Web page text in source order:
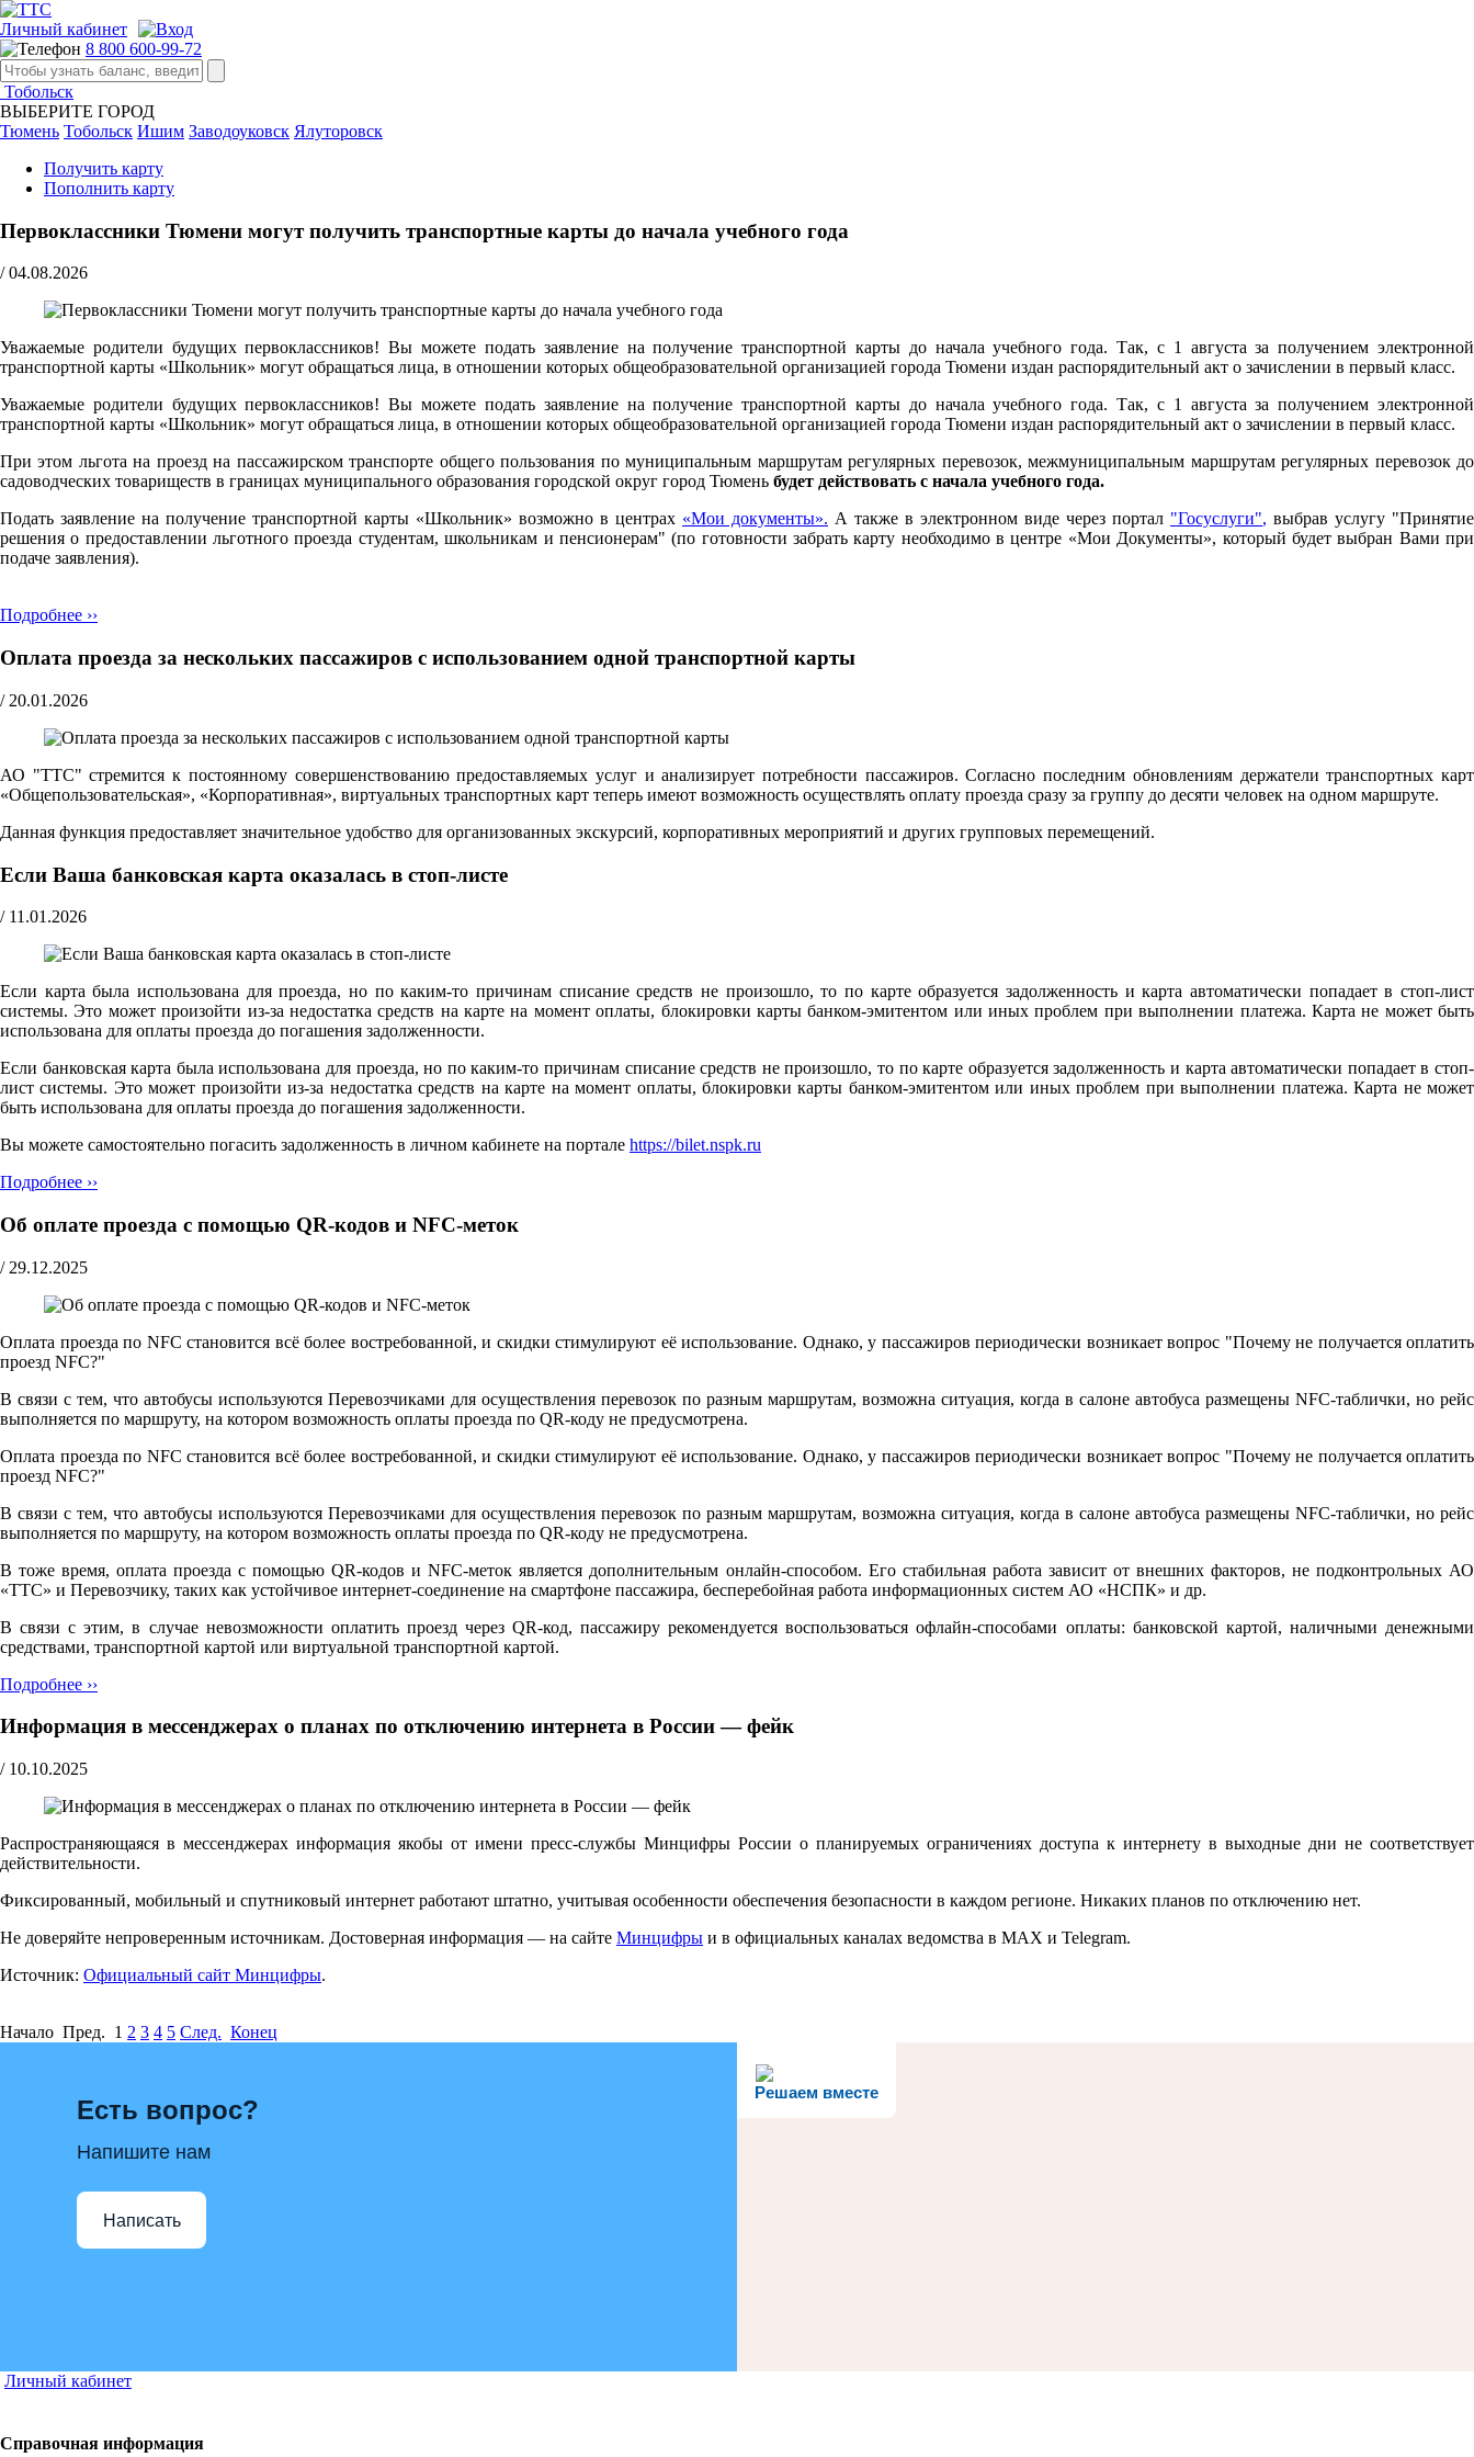
Личный кабинет
8 800 600-99-72
Тобольск
ВЫБЕРИТЕ ГОРОД
Тюмень Тобольск Ишим Заводоуковск Ялуторовск
Получить карту
Пополнить карту
Первоклассники Тюмени могут получить транспортные карты до начала учебного года
/ 04.08.2026
Уважаемые родители будущих первоклассников! Вы можете подать заявление на получение транспортной карты до начала учебного года. Так, с 1 августа за получением электронной
транспортной карты «Школьник» могут обращаться лица, в отношении которых общеобразовательной организацией города Тюмени издан распорядительный акт о зачислении в первый класс.
Уважаемые родители будущих первоклассников! Вы можете подать заявление на получение транспортной карты до начала учебного года. Так, с 1 августа за получением электронной
транспортной карты «Школьник» могут обращаться лица, в отношении которых общеобразовательной организацией города Тюмени издан распорядительный акт о зачислении в первый класс.
При этом льгота на проезд на пассажирском транспорте общего пользования по муниципальным маршрутам регулярных перевозок, межмуниципальным маршрутам регулярных перевозок до
садоводческих товариществ в границах муниципального образования городской округ город Тюмень будет действовать с начала учебного года.
Подать заявление на получение транспортной карты «Школьник» возможно в центрах «Мои документы». А также в электронном виде через портал "Госуслуги", выбрав услугу "Принятие
решения о предоставлении льготного проезда студентам, школьникам и пенсионерам" (по готовности забрать карту необходимо в центре «Мои Документы», который будет выбран Вами при
подаче заявления).
Подробнее ››
Оплата проезда за нескольких пассажиров с использованием одной транспортной карты
/ 20.01.2026
АО "ТТС" стремится к постоянному совершенствованию предоставляемых услуг и анализирует потребности пассажиров. Согласно последним обновлениям держатели транспортных карт
«Общепользовательская», «Корпоративная», виртуальных транспортных карт теперь имеют возможность осуществлять оплату проезда сразу за группу до десяти человек на одном маршруте.
Данная функция предоставляет значительное удобство для организованных экскурсий, корпоративных мероприятий и других групповых перемещений.
Если Ваша банковская карта оказалась в стоп-листе
/ 11.01.2026
Если карта была использована для проезда, но по каким-то причинам списание средств не произошло, то по карте образуется задолженность и карта автоматически попадает в стоп-лист
системы. Это может произойти из-за недостатка средств на карте на момент оплаты, блокировки карты банком-эмитентом или иных проблем при выполнении платежа. Карта не может быть
использована для оплаты проезда до погашения задолженности.
Если банковская карта была использована для проезда, но по каким-то причинам списание средств не произошло, то по карте образуется задолженность и карта автоматически попадает в стоп-
лист системы. Это может произойти из-за недостатка средств на карте на момент оплаты, блокировки карты банком-эмитентом или иных проблем при выполнении платежа. Карта не может
быть использована для оплаты проезда до погашения задолженности.
Вы можете самостоятельно погасить задолженность в личном кабинете на портале https://bilet.nspk.ru
Подробнее ››
Об оплате проезда с помощью QR-кодов и NFC-меток
/ 29.12.2025
Оплата проезда по NFC становится всё более востребованной, и скидки стимулируют её использование. Однако, у пассажиров периодически возникает вопрос "Почему не получается оплатить
проезд NFC?"
В связи с тем, что автобусы используются Перевозчиками для осуществления перевозок по разным маршрутам, возможна ситуация, когда в салоне автобуса размещены NFC-таблички, но рейс
выполняется по маршруту, на котором возможность оплаты проезда по QR-коду не предусмотрена.
Оплата проезда по NFC становится всё более востребованной, и скидки стимулируют её использование. Однако, у пассажиров периодически возникает вопрос "Почему не получается оплатить
проезд NFC?"
В связи с тем, что автобусы используются Перевозчиками для осуществления перевозок по разным маршрутам, возможна ситуация, когда в салоне автобуса размещены NFC-таблички, но рейс
выполняется по маршруту, на котором возможность оплаты проезда по QR-коду не предусмотрена.
В тоже время, оплата проезда с помощью QR-кодов и NFC-меток является дополнительным онлайн-способом. Его стабильная работа зависит от внешних факторов, не подконтрольных АО
«ТТС» и Перевозчику, таких как устойчивое интернет-соединение на смартфоне пассажира, бесперебойная работа информационных систем АО «НСПК» и др.
В связи с этим, в случае невозможности оплатить проезд через QR-код, пассажиру рекомендуется воспользоваться офлайн-способами оплаты: банковской картой, наличными денежными
средствами, транспортной картой или виртуальной транспортной картой.
Подробнее ››
Информация в мессенджерах о планах по отключению интернета в России — фейк
/ 10.10.2025
Распространяющаяся в мессенджерах информация якобы от имени пресс-службы Минцифры России о планируемых ограничениях доступа к интернету в выходные дни не соответствует
действительности.
Фиксированный, мобильный и спутниковый интернет работают штатно, учитывая особенности обеспечения безопасности в каждом регионе. Никаких планов по отключению нет.
Не доверяйте непроверенным источникам. Достоверная информация — на сайте Минцифры и в официальных каналах ведомства в MAX и Telegram.
Источник: Официальный сайт Минцифры.
Начало Пред. 1 2 3 4 5 След. Конец
Решаем вместе
Есть вопрос?
Напишите нам
Написать
Личный кабинет
Справочная информация